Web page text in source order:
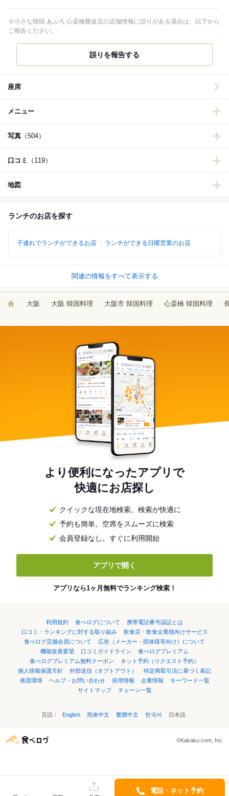
※小さな韓国 あぷろ 心斎橋難波店の店舗情報に誤りがある場合は、以下から
ご報告ください。
誤りを報告する
座席
メニュー
写真 （504）
口コミ （119）
地図
ランチのお店を探す
子連れでランチができるお店 ランチができる日曜営業のお店
関連の情報をすべて表示する
大阪 大阪 韓国料理 大阪市 韓国料理 心斎橋 韓国料理
より便利になったアプリで
快適にお店探し
クイックな現在地検索。検索が快適に
予約も簡単。空席をスムーズに検索
会員登録なし。すぐに利用開始
アプリで開く
アプリなら1ヶ月無料でランキング検索！
利用規約 食べログについて
携帯電話番号認証とは
口コミ・ランキングに対する取り組み
飲食店・飲食企業様向けサービス
食べログ店舗会員について
広告（メーカー・団体様等向け）について
機能改善要望
口コミガイドライン
食べログプレミアム
食べログプレミアム無料クーポン
ネット予約（リクエスト予約）
個人情報保護方針
外部送信（オプトアウト）
特定商取引法に基づく表記
推奨環境
ヘルプ・お問い合わせ 採用情報 企業情報
キーワード一覧
サイトマップ
チェーン一覧
言語： English 简体中文 繁體中文 한국어 日本語
©Kakaku.com, Inc.
電話・ネット予約